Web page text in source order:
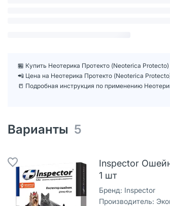
🏪 Купить Неотерика Протекто (Neoterica
📲 Цена на Неотерика Протекто (Neoterica
📒 Подробная инструкция по применению
Варианты 5
Inspector
1 шт
Бренд: Inspector
Производитель: